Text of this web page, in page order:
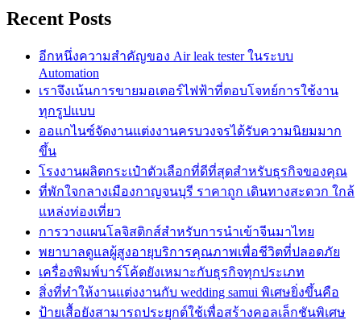
Recent Posts
อีกหนึ่งความสำคัญของ Air leak tester ในระบบ
Automation
เราจึงเน้นการขายมอเตอร์ไฟฟ้าที่ตอบโจทย์การใช้งาน
ทุกรูปแบบ
ออแกไนซ์จัดงานแต่งงานครบวงจรได้รับความนิยมมาก
ขึ้น
โรงงานผลิตกระเป๋าตัวเลือกที่ดีที่สุดสำหรับธุรกิจของคุณ
ที่พักใจกลางเมืองกาญจนบุรี ราคาถูก เดินทางสะดวก ใกล้
แหล่งท่องเที่ยว
การวางแผนโลจิสติกส์สำหรับการนำเข้าจีนมาไทย
พยาบาลดูแลผู้สูงอายุบริการคุณภาพเพื่อชีวิตที่ปลอดภัย
เครื่องพิมพ์บาร์โค้ดยังเหมาะกับธุรกิจทุกประเภท
สิ่งที่ทำให้งานแต่งงานกับ wedding samui พิเศษยิ่งขึ้นคือ
ป้ายเสื้อยังสามารถประยุกต์ใช้เพื่อสร้างคอลเล็กชันพิเศษ